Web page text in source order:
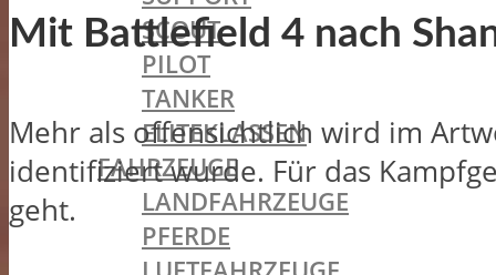
SCOUT
PILOT
TANKER
ELITEKLASSEN
FAHRZEUGE
LANDFAHRZEUGE
PFERDE
Mit Battlefield 4 nach
Mehr als offensichtlich wird im
identifiziert wurde. Für das
geht.